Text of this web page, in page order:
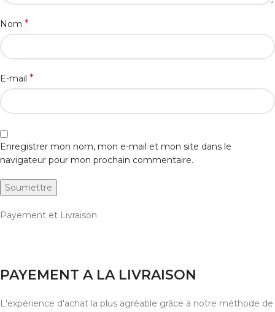
Nom *
E-mail *
Enregistrer mon nom, mon e-mail et mon site dans le
navigateur pour mon prochain commentaire.
Payement et Livraison
PAYEMENT A LA LIVRAISON
L'expérience d'achat la plus agréable grâce à notre méthode de